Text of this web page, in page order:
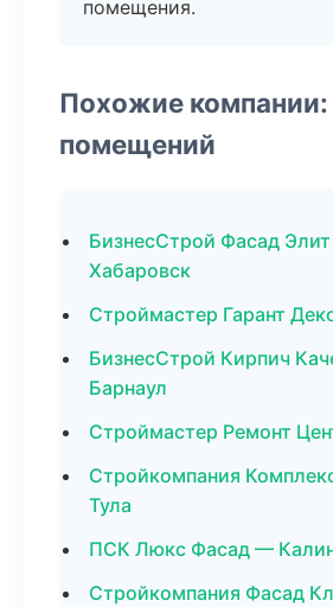
помещения.
Похожие компании:
помещений
БизнесСтрой Фасад
Хабаровск
Строймастер Гарант
БизнесСтрой Кирпич
Барнаул
Строймастер Ремонт
Стройкомпания
Тула
ПСК Люкс Фасад —
Стройкомпания Фасад